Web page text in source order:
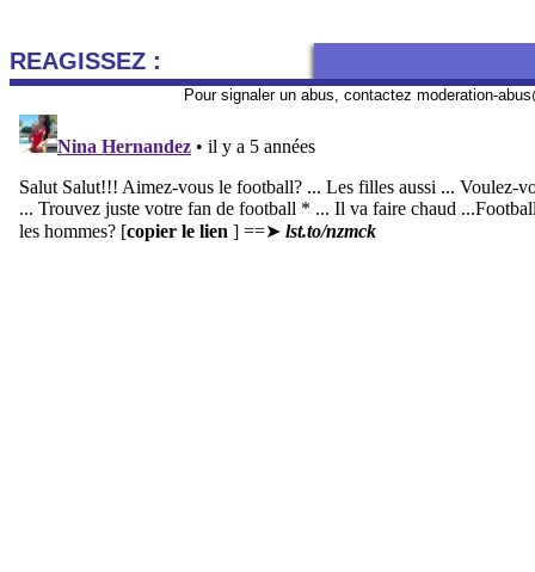
REAGISSEZ :
Pour signaler un abus, contactez moderation-